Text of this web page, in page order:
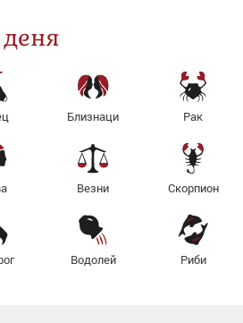
Близнаци Рак
Везни Скорпион
Водолей Риби